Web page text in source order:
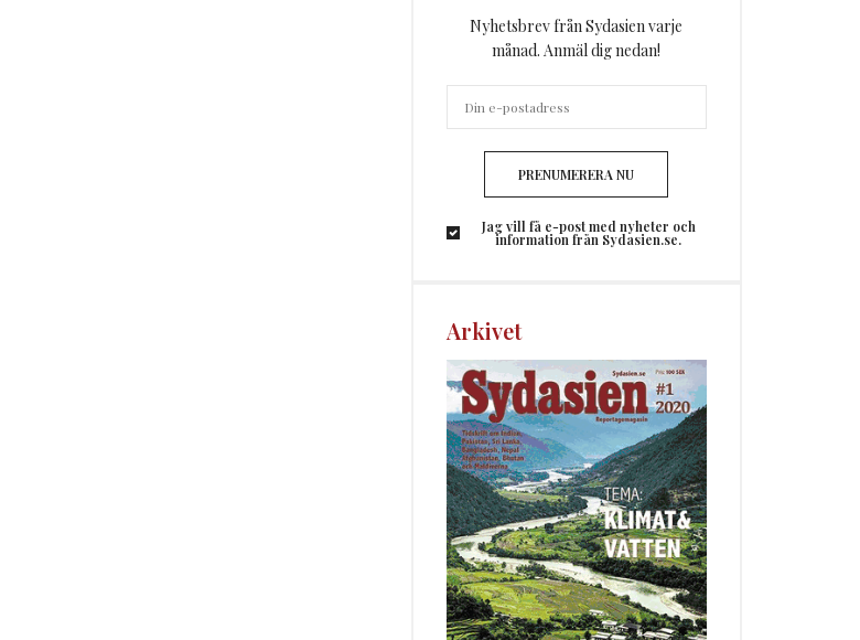
Nyhetsbrev från Sydasien varje
månad. Anmäl dig nedan!
PRENUMERERA NU
Jag vill få e-post med nyheter och
information från Sydasien.se.
Arkivet